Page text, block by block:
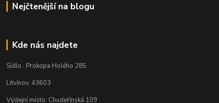
Nejčtenější na blogu
Kde nás najdete
Sídlo : Prokopa Holého 285
Litvínov, 43603
Výdejní místo: Chudeřínská 109